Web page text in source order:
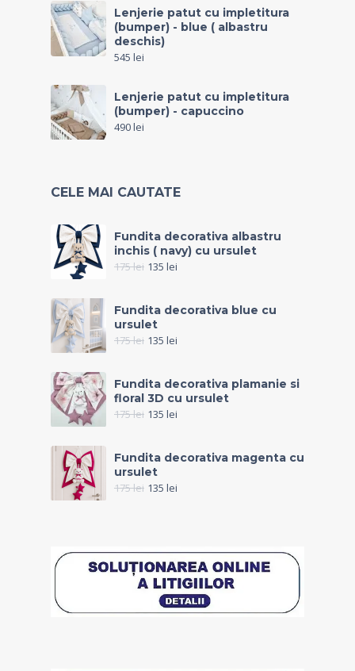
Lenjerie patut cu impletitura
(bumper) - blue ( albastru
deschis)
545 lei
Lenjerie patut cu impletitura
(bumper) - capuccino
490lei
CELE MAI CAUTATE
Fundita decorativa albastru
inchis ( navy) cu ursulet
175lei 135 lei
Fundita decorativa blue cu
ursulet
175lei 135 lei
Fundita decorativa plamanie si
floral 3D cu ursulet
175lei 135 lei
Fundita decorativa magenta cu
ursulet
175lei 135 lei